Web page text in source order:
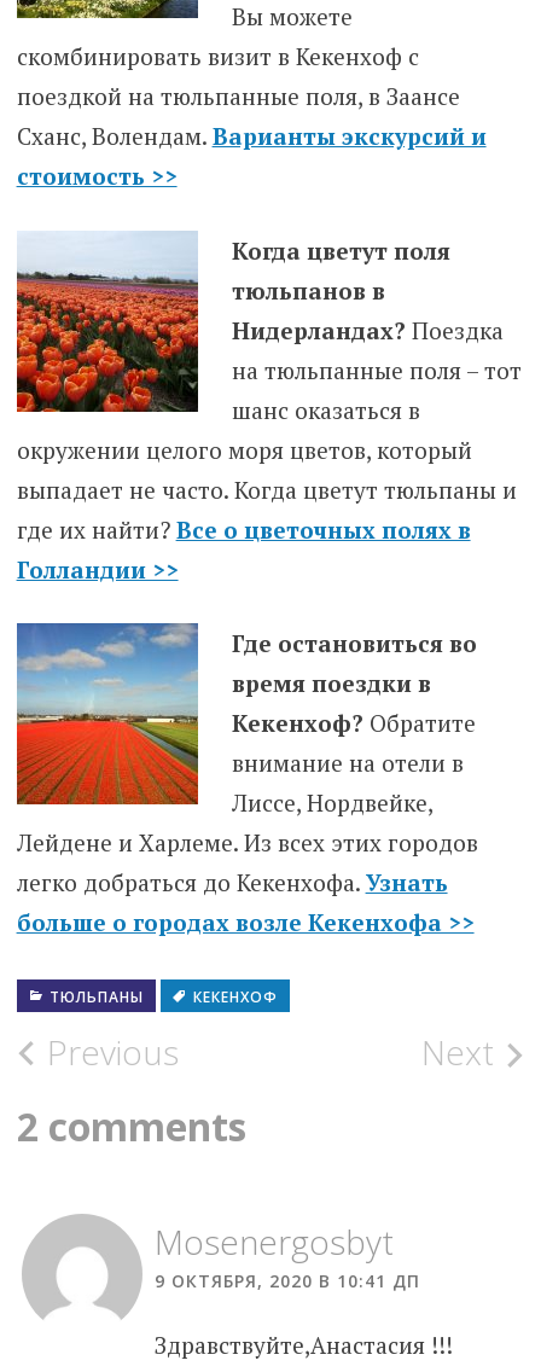
Вы можете
скомбинировать визит в Кекенхоф с
поездкой на тюльпанные поля, в Заансе
Сханс, Волендам. Варианты экскурсий и
стоимость >>
Когда цветут поля
тюльпанов в
Нидерландах? Поездка
на тюльпанные поля – тот
шанс оказаться в
окружении целого моря цветов, который
выпадает не часто. Когда цветут тюльпаны и
где их найти? Все о цветочных полях в
Голландии >>
Где остановиться во
время поездки в
Кекенхоф? Обратите
внимание на отели в
Лиссе, Нордвейке,
Лейдене и Харлеме. Из всех этих городов
легко добраться до Кекенхофа. Узнать
больше о городах возле Кекенхофа >>
ТЮЛЬПАНЫ КЕКЕНХОФ
Post
navigation
Previous Next
2 comments
Mosenergosbyt
9 ОКТЯБРЯ, 2020 В 10:41 ДП
Здравствуйте,Анастасия !!!